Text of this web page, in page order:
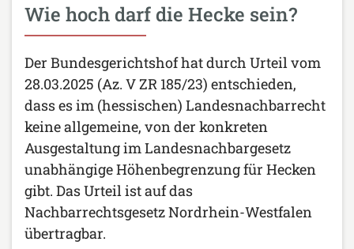
Wie hoch darf die Hecke sein?
Der Bundesgerichtshof hat durch Urteil vom
28.03.2025 (Az. V ZR 185/23) entschieden,
dass es im (hessischen) Landesnachbarrecht
keine allgemeine, von der konkreten
Ausgestaltung im Landesnachbargesetz
unabhängige Höhenbegrenzung für Hecken
gibt. Das Urteil ist auf das
Nachbarrechtsgesetz Nordrhein-Westfalen
übertragbar.